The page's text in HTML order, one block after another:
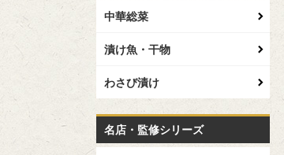
中華総菜
漬け魚・干物
わさび漬け
名店・監修シリーズ